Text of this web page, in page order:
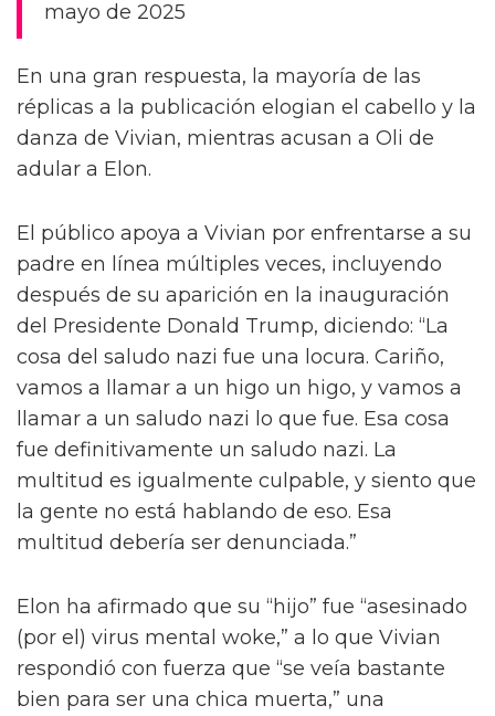
mayo de 2025
En una gran respuesta, la mayoría de las
réplicas a la publicación elogian el cabello y la
danza de Vivian, mientras acusan a Oli de
adular a Elon.
El público apoya a Vivian por enfrentarse a su
padre en línea múltiples veces, incluyendo
después de su aparición en la inauguración
del Presidente Donald Trump, diciendo: “La
cosa del saludo nazi fue una locura. Cariño,
vamos a llamar a un higo un higo, y vamos a
llamar a un saludo nazi lo que fue. Esa cosa
fue definitivamente un saludo nazi. La
multitud es igualmente culpable, y siento que
la gente no está hablando de eso. Esa
multitud debería ser denunciada.”
Elon ha afirmado que su “hijo” fue “asesinado
(por el) virus mental woke,” a lo que Vivian
respondió con fuerza que “se veía bastante
bien para ser una chica muerta,” una